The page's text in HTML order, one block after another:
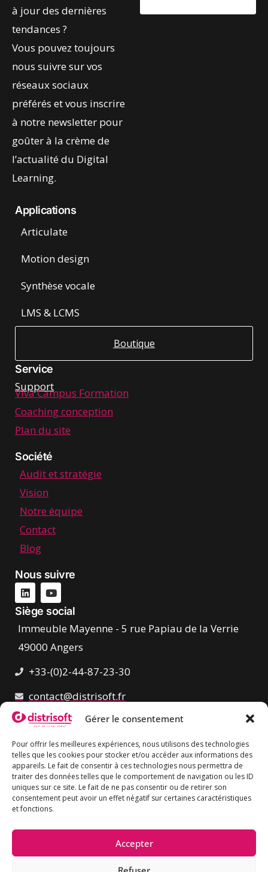
Gérer le consentement
Pour offrir les meilleures expériences, nous utilisons des technologies
telles que les cookies pour stocker et/ou accéder aux informations des
appareils. Le fait de consentir à ces technologies nous permettra de
traiter des données telles que le comportement de navigation ou les ID
uniques sur ce site. Le fait de ne pas consentir ou de retirer son
consentement peut avoir un effet négatif sur certaines caractéristiques
et fonctions.
Accepter
à jour des dernières
tendances ?
Vous pouvez toujours
nous suivre sur vos
réseaux sociaux
préférés et vous inscrire
à notre newsletter pour
goûter à la crème de
l’actualité du Digital
Learning.
Applications
Articulate
Motion design
Synthèse vocale
LMS & LCMS
Boutique
Service
Support
Viva Campus Formation
Coaching conception
Plan du site
Société
Audit et stratégie
Vision
Notre équipe
Contact
Blog
Nous suivre
Siège social
Immeuble Mayenne - 5 rue Papiau de la Verrie
49000 Angers
+33-(0)2-44-87-23-30
contact@distrisoft.fr
La certification qualité a été délivrée au titre des catégories